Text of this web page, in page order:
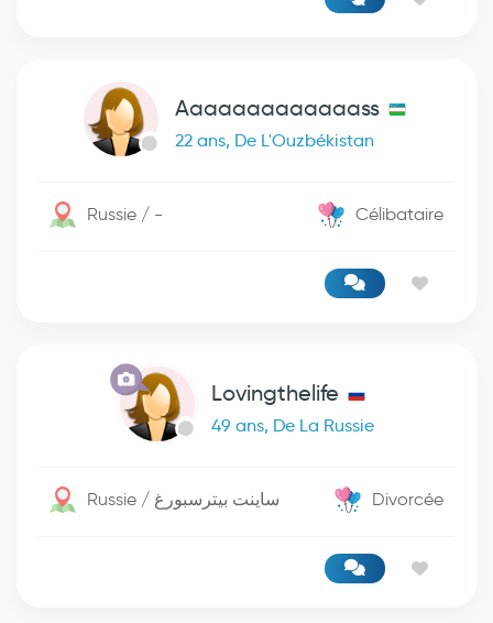
Aaaaaaaaaaaaass
22 ans, De L'Ouzbékistan
Russie / - Célibataire
Lovingthelife
49 ans, De La Russie
Russie / ساينت بيترسبورغ Divorcée